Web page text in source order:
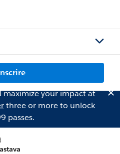
maximize your impact at
three or more to unlock
passes.